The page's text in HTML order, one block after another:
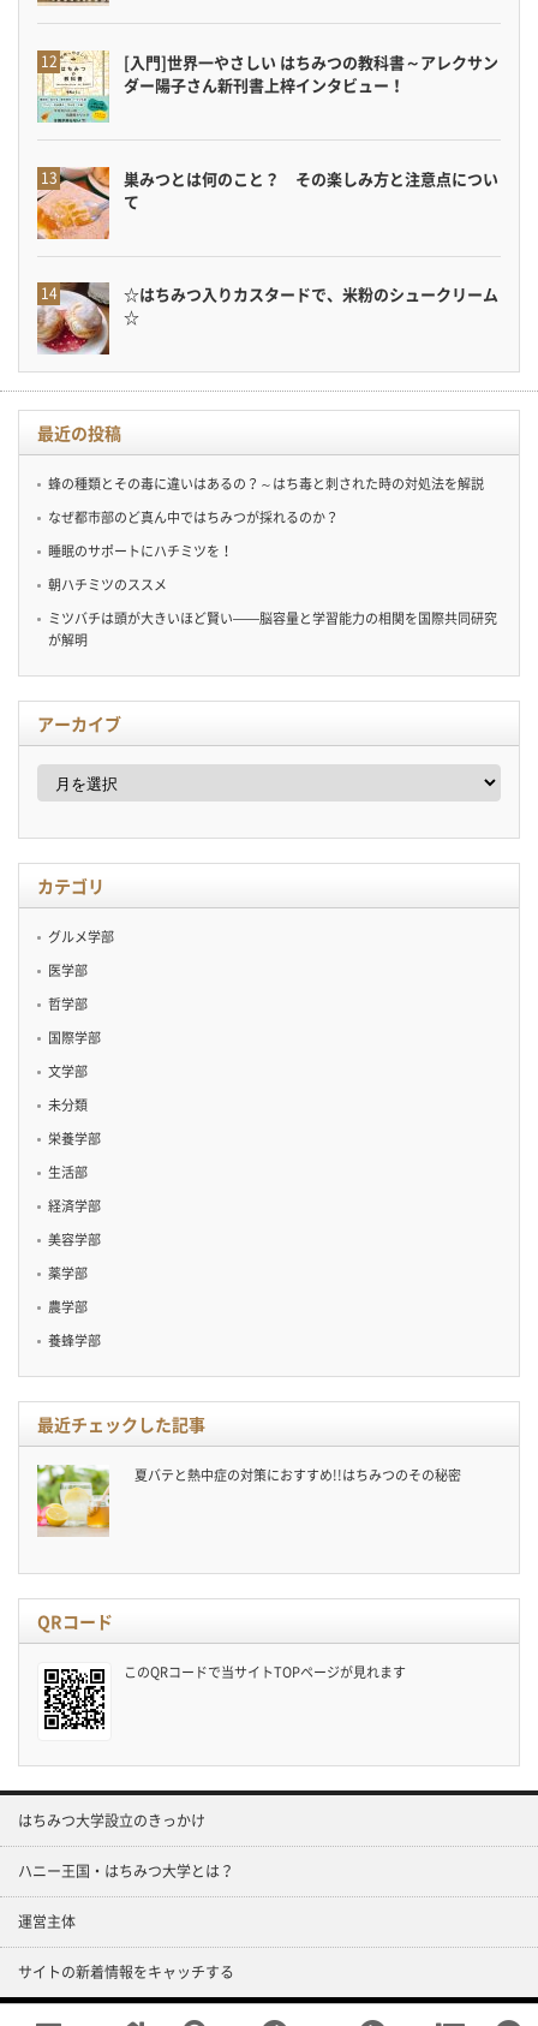
[入門]世界一やさしい はちみつの教科書～アレクサン
ダー陽子さん新刊書上梓インタビュー！
巣みつとは何のこと？ その楽しみ方と注意点につい
て
☆はちみつ入りカスタードで、米粉のシュークリーム
☆
最近の投稿
蜂の種類とその毒に違いはあるの？～はち毒と刺された時の対処法を解説
なぜ都市部のど真ん中ではちみつが採れるのか？
睡眠のサポートにハチミツを！
朝ハチミツのススメ
ミツバチは頭が大きいほど賢い——脳容量と学習能力の相関を国際共同研究
が解明
アーカイブ
ア
イ
カテゴリ
グルメ学部
医学部
哲学部
国際学部
文学部
未分類
栄養学部
生活部
経済学部
美容学部
薬学部
農学部
養蜂学部
最近チェックした記事
夏バテと熱中症の対策におすすめ!!はちみつのその秘密
QRコード
このQRコードで当サイトTOPページが見れます
はちみつ大学設立のきっかけ
ハニー王国・はちみつ大学とは？
運営主体
サイトの新着情報をキャッチする